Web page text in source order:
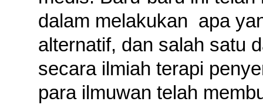
dalam melakukan apa
alternatif, dan salah satu
secara ilmiah terapi
para ilmuwan telah